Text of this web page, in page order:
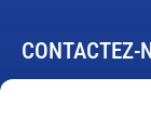
CONTACTEZ-
Rimouski,